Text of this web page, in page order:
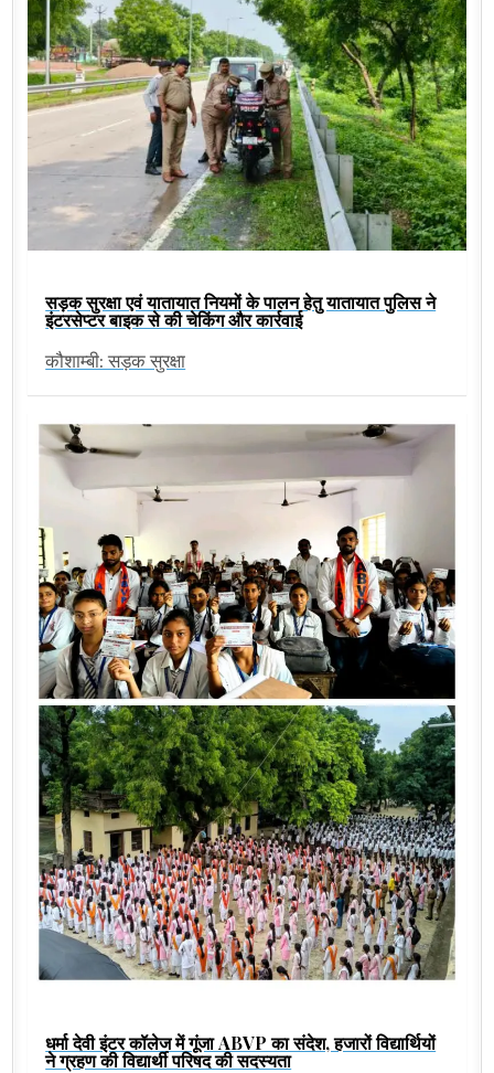
सड़क सुरक्षा एवं यातायात नियमों के पालन हेतु यातायात पुलिस ने
इंटरसेप्टर बाइक से की चेकिंग और कार्रवाई
कौशाम्बी: सड़क सुरक्षा
धर्मा देवी इंटर कॉलेज में गूंजा ABVP का संदेश, हजारों विद्यार्थियों
ने ग्रहण की विद्यार्थी परिषद की सदस्यता